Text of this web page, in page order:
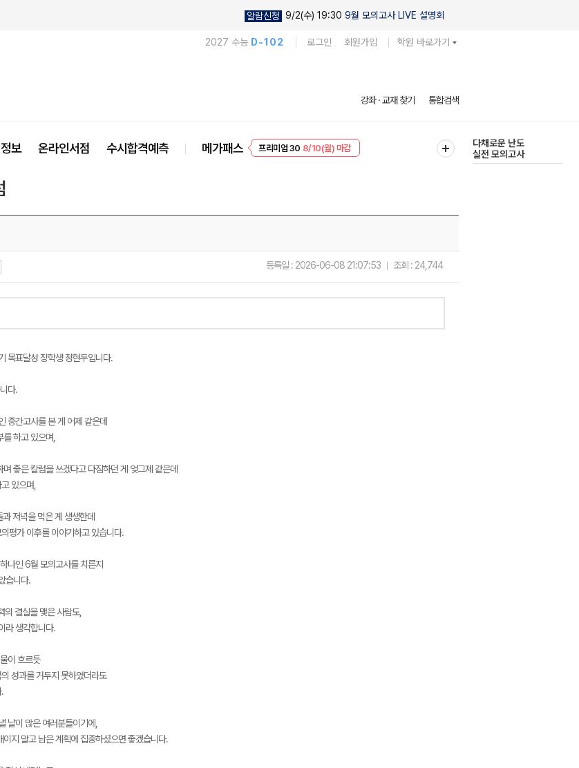
알람신청 9/2(수) 19:30 9월 모의고사 LIVE 설명회
2027 수능 D-102 로그인 회원가입 학원 바로가기
강좌 · 교재 찾기 통합검색
보 온라인서점 수시합격예측 메가패스
EVENT 8/10(월) 마감
다채로운 난도
실전 모의고사
등록일 : 2026-06-08 21:07:53 조회 : 24,744
목표달성 장학생 정현두입니다.
다.
중간고사를 본 게 어제 같은데
하고 있으며,
좋은 칼럼을 쓰겠다고 다짐하던 게 엊그제 같은데
있으며,
저녁을 먹은 게 생생한데
평가 이후를 이야기하고 있습니다.
나인 6월 모의고사를 치른지
습니다.
의 결실을 맺은 사람도,
라 생각합니다.
이 흐르듯
성과를 거두지 못하였더라도
날이 많은 여러분들이기에,
지 말고 남은 계획에 집중하셨으면 좋겠습니다.